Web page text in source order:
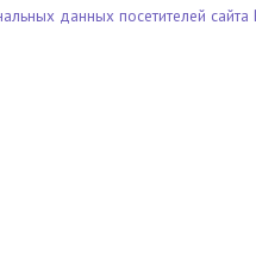
данных посетителей